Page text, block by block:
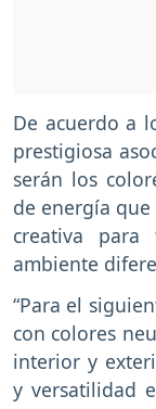
De acuerdo a
prestigiosa
serán los
de energía
creativa para
ambiente
“Para el
con colores
interior y
y versatilidad